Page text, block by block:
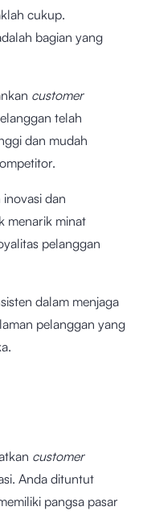
cukup.
bagian yang
customer
telah
dan mudah
dan
menarik minat
pelanggan
dalam menjaga
pelanggan yang
customer
Anda dituntut
pangsa pasar